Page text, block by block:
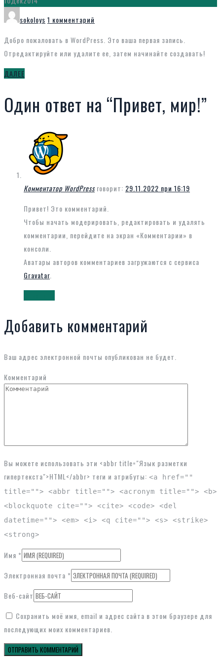
sokoloys 1 комментарий
записи
Привет,
мир!
Добро пожаловать в WordPress. Это ваша первая запись.
Отредактируйте или удалите ее, затем начинайте создавать!
ДАЛЕЕ
Один ответ на “Привет, мир!”
Комментатор WordPress говорит: 29.11.2022 при 16:19
Привет! Это комментарий.
Чтобы начать модерировать, редактировать и удалять
комментарии, перейдите на экран «Комментарии» в
консоли.
Аватары авторов комментариев загружаются с сервиса
Gravatar
Добавить комментарий
Ваш адрес электронной почты опубликован не будет.
Комментарий
Вы можете использовать эти <abbr title="Язык разметки
гипертекста">HTML</abbr> теги и атрибуты: <a href=""
title=""> <abbr title=""> <acronym title=""> <b>
<blockquote cite=""> <cite> <code> <del
datetime=""> <em> <i> <q cite=""> <s> <strike>
<strong>
Имя *
Электронная почта *
Веб-сайт
Сохранить моё имя, email и адрес сайта в этом браузере для
последующих моих комментариев.